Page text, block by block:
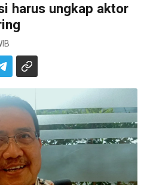
harus ungkap aktor